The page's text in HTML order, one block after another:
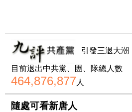
引發三退大潮
目前退出中共黨、團、隊總人數
464,876,877人
隨處可看新唐人